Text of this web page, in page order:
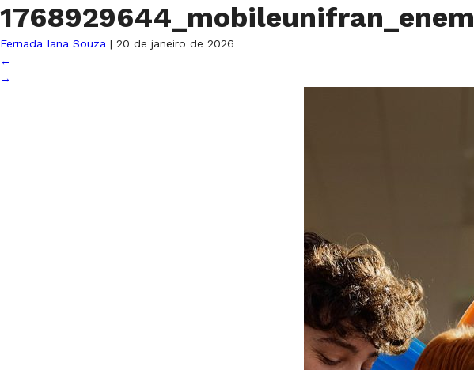
1768929644_mobileunifran_enem
Fernada Iana Souza | 20 de janeiro de 2026
←
→